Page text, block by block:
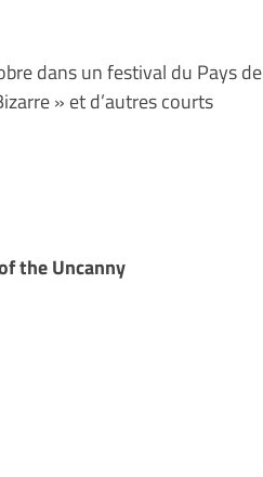
dans un festival du Pays de
» et d’autres courts
the Uncanny